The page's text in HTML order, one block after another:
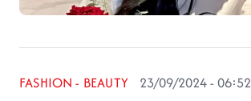
FASHION - BEAUTY 23/09/2024 - 06:52